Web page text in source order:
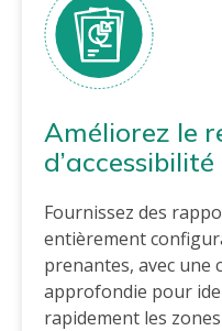
Améliorez le
d’accessibilité
Fournissez des
entièrement
prenantes, avec une
approfondie pour
rapidement les